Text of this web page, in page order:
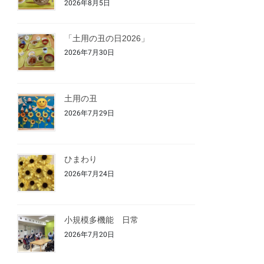
2026年8月5日
「土用の丑の日2026」
2026年7月30日
土用の丑
2026年7月29日
ひまわり
2026年7月24日
小規模多機能 日常
2026年7月20日